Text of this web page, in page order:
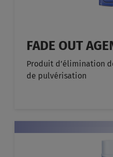
FADE OUT
Produit d’élimination
de pulvérisation